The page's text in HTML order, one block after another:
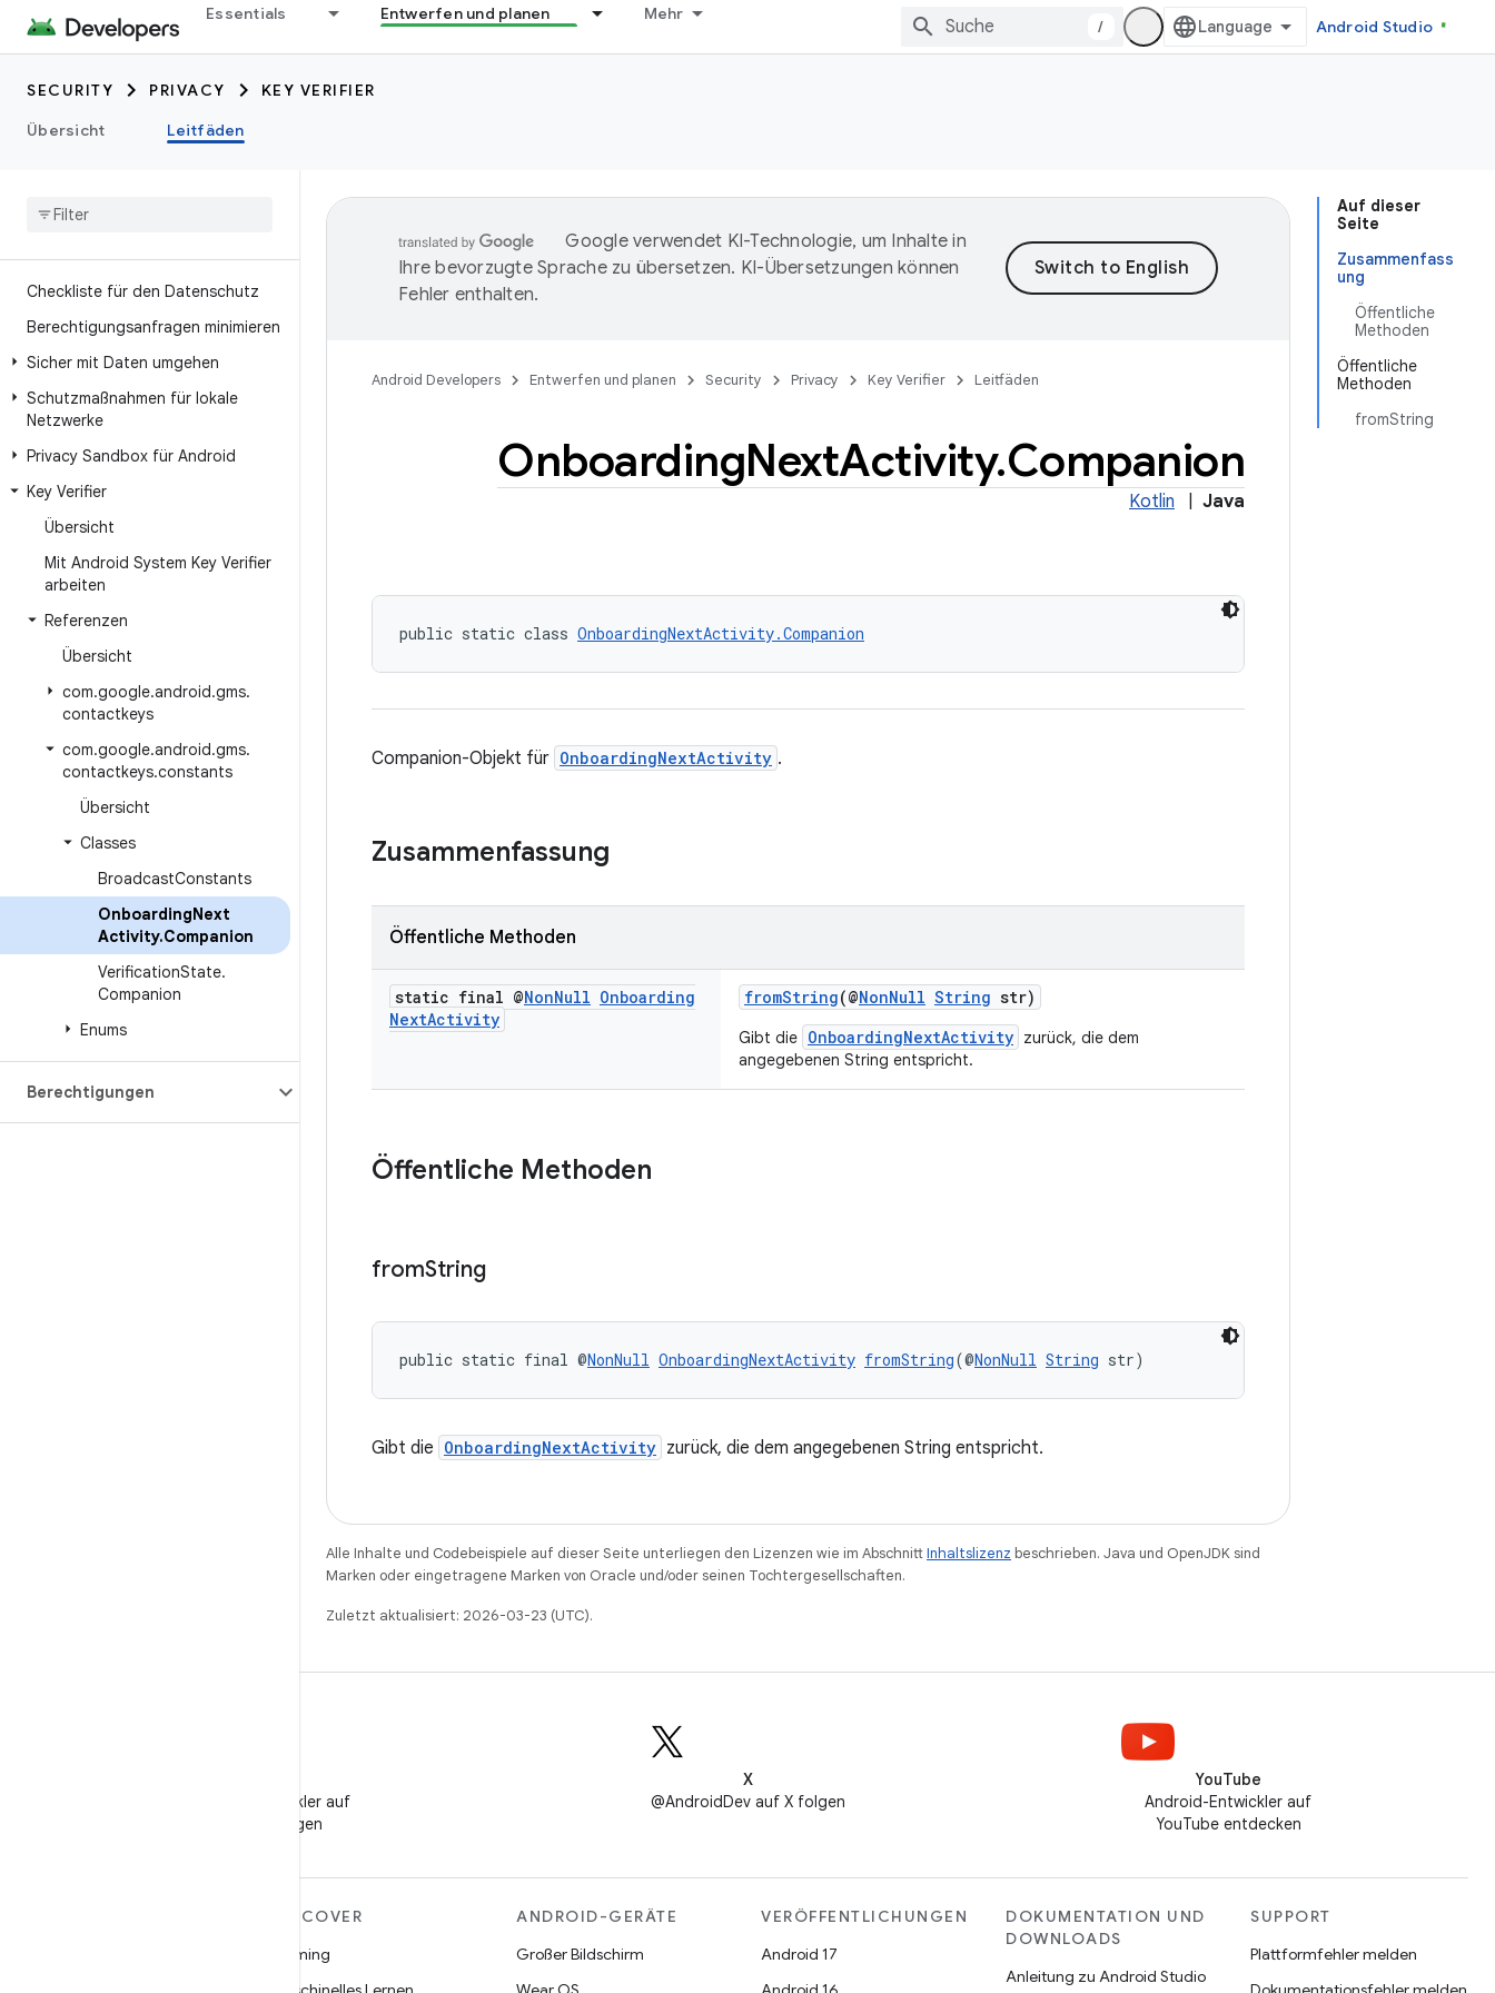
Essentials Entwerfen und planen Mehr
/ Android Studio
SECURITY PRIVACY
KEY VERIFIER
Übersicht
Leitfäden
Checkliste für den Datenschutz
Berechtigungsanfragen minimieren
Sicher mit Daten umgehen
Schutzmaßnahmen für lokale
Netzwerke
Privacy Sandbox für Android
Key Verifier
Übersicht
Mit Android System Key Verifier
arbeiten
Referenzen
Übersicht
com.google.android.gms.
contactkeys
com.google.android.gms.
contactkeys.constants
Übersicht
Classes
BroadcastConstants
OnboardingNext
Activity.Companion
VerificationState.
Companion
Enums
Berechtigungen
Auf dieser
Seite
Zusammenfass
ung
Öffentliche
Methoden
Öffentliche
Methoden
fromString
Google verwendet KI-Technologie, um Inhalte in
Ihre bevorzugte Sprache zu übersetzen. KI-Übersetzungen können
Fehler enthalten.
Android Developers Entwerfen und planen Security Privacy Key Verifier Leitfäden
OnboardingNextActivity.Companion
Kotlin Java
public static class OnboardingNextActivity.Companion
Companion-Objekt für OnboardingNextActivity .
Zusammenfassung
Öffentliche Methoden
static final @NonNull Onboarding
NextActivity
fromString(@NonNull String str)
Gibt die OnboardingNextActivity zurück, die dem
angegebenen String entspricht.
Öffentliche Methoden
fromString
public static final @NonNull OnboardingNextActivity fromString(@NonNull String str)
Gibt die OnboardingNextActivity zurück, die dem angegebenen String entspricht.
Alle Inhalte und Codebeispiele auf dieser Seite unterliegen den Lizenzen wie im AbschnittInhaltslizenz beschrieben. Java und OpenJDK sind
Marken oder eingetragene Marken von Oracle und/oder seinen Tochtergesellschaften.
Zuletzt aktualisiert: 2026-03-23 (UTC).
Android-Entwickler auf
WeChat folgen
X
@AndroidDev auf X folgen
YouTube
Android-Entwickler auf
YouTube entdecken
DISCOVER
Gaming
ANDROID-GERÄTE
Großer Bildschirm
VERÖFFENTLICHUNGEN
Android 17
DOKUMENTATION UND
DOWNLOADS
Anleitung zu Android Studio
SUPPORT
Plattformfehler melden